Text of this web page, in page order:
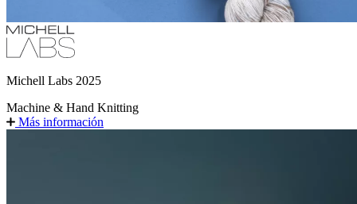
Michell Labs 2025
Machine & Hand Knitting
Más información